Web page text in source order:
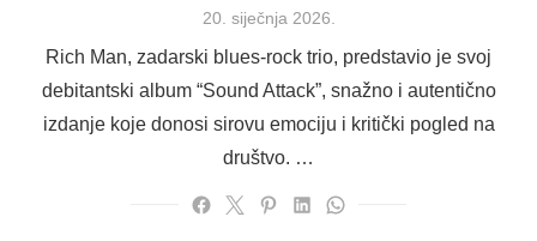
Posted
20. siječnja 2026.
Rich Man, zadarski blues-rock trio, predstavio je svoj
debitantski album “Sound Attack”, snažno i autentično
izdanje koje donosi sirovu emociju i kritički pogled na
društvo. …